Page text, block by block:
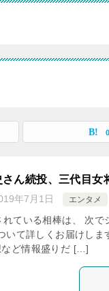
0
ん続投、三代目女
年7月1日 エンタメ
ている相棒は、 次で
いて詳しくお届けし
など情報盛りだ […]